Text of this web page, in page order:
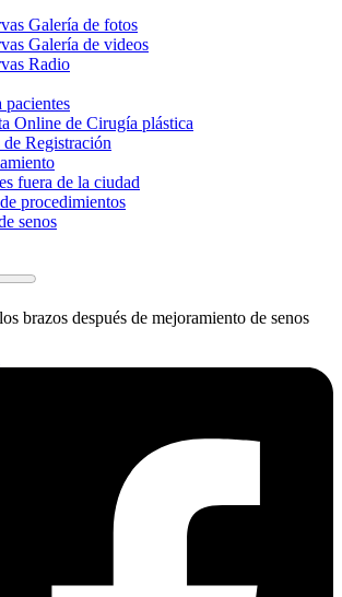
Galería de fotos
Galería de videos
Radio
pacientes
Online de Cirugía plástica
de Registración
fuera de la ciudad
procedimientos
senos
brazos después de mejoramiento de senos